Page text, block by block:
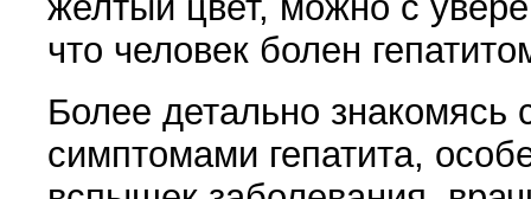
что человек болен
Более детально знакомясь
симптомами гепатита,